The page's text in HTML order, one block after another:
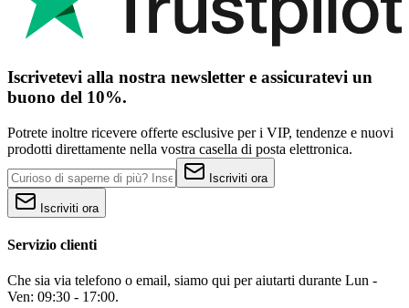
Iscrivetevi alla nostra newsletter e assicuratevi un
buono del 10%.
Potrete inoltre ricevere offerte esclusive per i VIP, tendenze e nuovi
prodotti direttamente nella vostra casella di posta elettronica.
Iscriviti ora
Iscriviti ora
Servizio clienti
Che sia via telefono o email, siamo qui per aiutarti durante Lun -
Ven: 09:30 - 17:00.